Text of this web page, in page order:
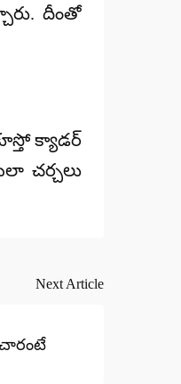
దీంతో
క్యాడర్
చర్చలు
Next Article